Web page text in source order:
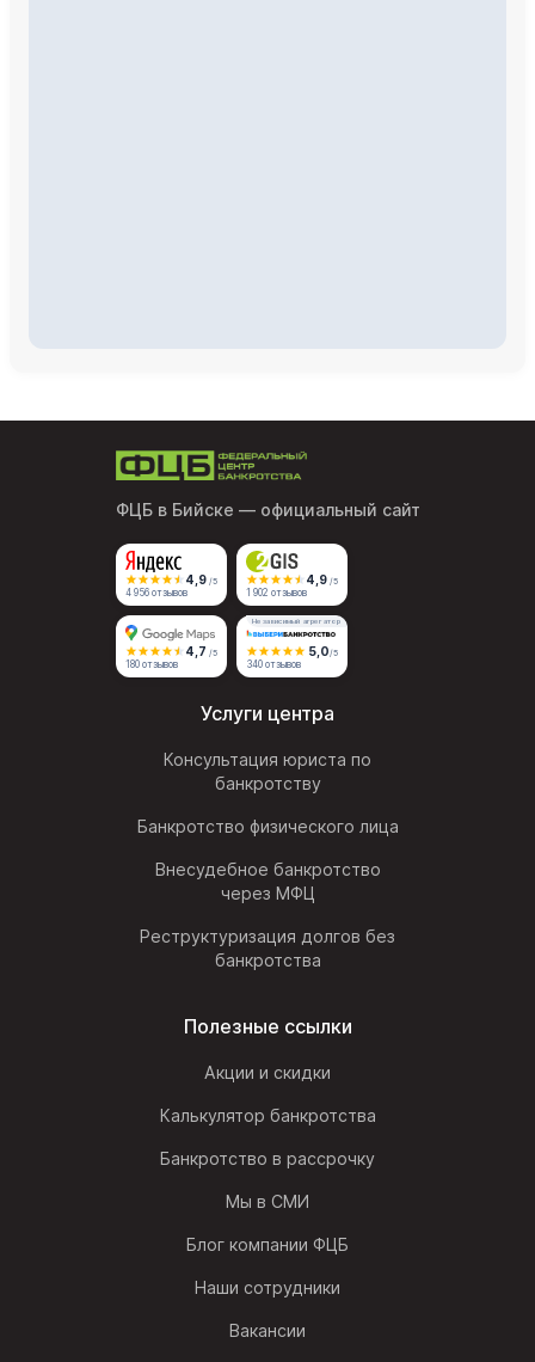
ФЦБ в Бийске — официальный сайт
4,9 /5
4 956 отзывов
4,9 /5
1 902 отзывов
4,7 /5
180 отзывов
Независимый агрегатор
5,0/5
340 отзывов
Услуги центра
Консультация юриста по
банкротству
Банкротство физического лица
Внесудебное банкротство
через МФЦ
Реструктуризация долгов без
банкротства
Полезные ссылки
Акции и скидки
Калькулятор банкротства
Банкротство в рассрочку
Мы в СМИ
Блог компании ФЦБ
Наши сотрудники
Вакансии